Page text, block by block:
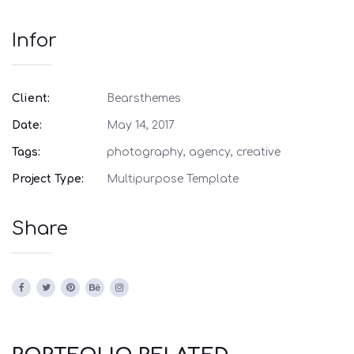
Infor
Client: Bearsthemes
Date: May 14, 2017
Tags: photography, agency, creative
Project Type: Multipurpose Template
Share